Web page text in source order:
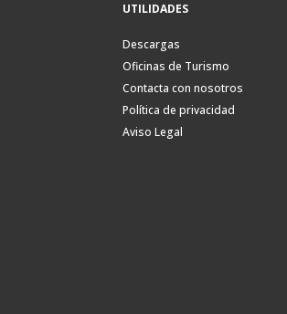
UTILIDADES
Descargas
Oficinas de Turismo
Contacta con nosotros
Política de privacidad
Aviso Legal